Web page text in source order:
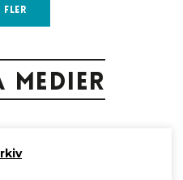
fler
medier